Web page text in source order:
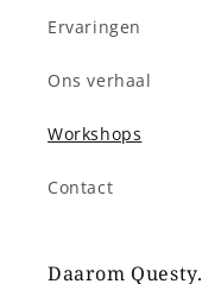
Ervaringen
Ons verhaal
Workshops
Contact
Daarom Questy.